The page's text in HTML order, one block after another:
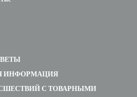
ИНФОРМАЦИЯ
С ТОВАРНЫМИ